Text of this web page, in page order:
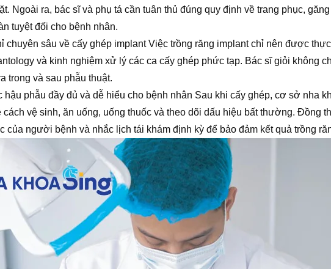
Ngoài ra, bác sĩ và phụ tá cần tuân thủ đúng quy định về trang phục,
tuyệt đối cho bệnh nhân.
chuyên sâu về cấy ghép implant Việc trồng răng implant chỉ nên được
và kinh nghiệm xử lý các ca cấy ghép phức tạp. Bác sĩ giỏi không
trong và sau phẫu thuật.
phẫu đầy đủ và dễ hiểu cho bệnh nhân Sau khi cấy ghép, cơ sở nha
vệ sinh, ăn uống, uống thuốc và theo dõi dấu hiệu bất thường. Đồng
của người bệnh và nhắc lịch tái khám định kỳ để bảo đảm kết quả trồng